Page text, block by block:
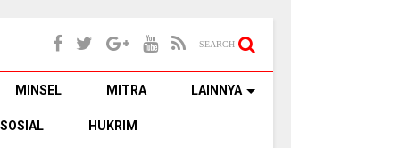
SEARCH
MINSEL MITRA LAINNYA
SOSIAL HUKRIM